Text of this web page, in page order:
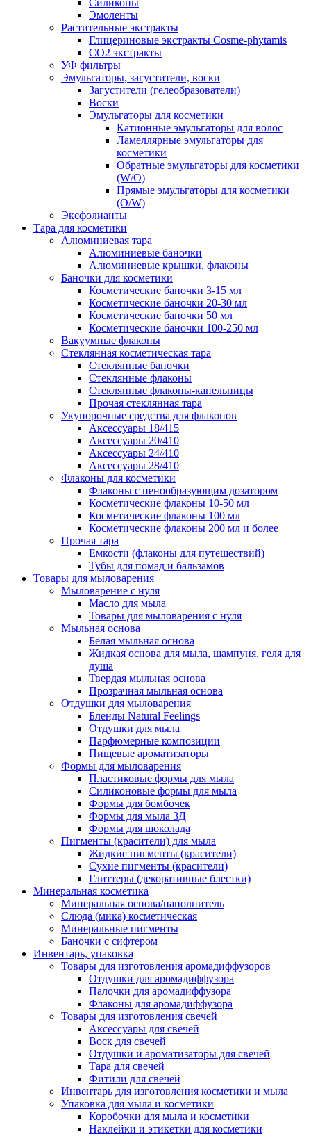
Силиконы
Эмоленты
Растительные экстракты
Глицериновые экстракты Cosme-phytamis
СО2 экстракты
УФ фильтры
Эмульгаторы, загустители, воски
Загустители (гелеобразователи)
Воски
Эмульгаторы для косметики
Катионные эмульгаторы для волос
Ламеллярные эмульгаторы для
косметики
Обратные эмульгаторы для косметики
(W/O)
Прямые эмульгаторы для косметики
(O/W)
Эксфолианты
Тара для косметики
Алюминиевая тара
Алюминиевые баночки
Алюминиевые крышки, флаконы
Баночки для косметики
Косметические баночки 3-15 мл
Косметические баночки 20-30 мл
Косметические баночки 50 мл
Косметические баночки 100-250 мл
Вакуумные флаконы
Стеклянная косметическая тара
Стеклянные баночки
Стеклянные флаконы
Стеклянные флаконы-капельницы
Прочая стеклянная тара
Укупорочные средства для флаконов
Аксессуары 18/415
Аксессуары 20/410
Аксессуары 24/410
Аксессуары 28/410
Флаконы для косметики
Флаконы с пенообразующим дозатором
Косметические флаконы 10-50 мл
Косметические флаконы 100 мл
Косметические флаконы 200 мл и более
Прочая тара
Емкости (флаконы для путешествий)
Тубы для помад и бальзамов
Товары для мыловарения
Мыловарение с нуля
Масло для мыла
Товары для мыловарения с нуля
Мыльная основа
Белая мыльная основа
Жидкая основа для мыла, шампуня, геля для
душа
Твердая мыльная основа
Прозрачная мыльная основа
Отдушки для мыловарения
Бленды Natural Feelings
Отдушки для мыла
Парфюмерные композиции
Пищевые ароматизаторы
Формы для мыловарения
Пластиковые формы для мыла
Силиконовые формы для мыла
Формы для бомбочек
Формы для мыла 3Д
Формы для шоколада
Пигменты (красители) для мыла
Жидкие пигменты (красители)
Сухие пигменты (красители)
Глиттеры (декоративные блестки)
Минеральная косметика
Минеральная основа/наполнитель
Слюда (мика) косметическая
Минеральные пигменты
Баночки с сифтером
Инвентарь, упаковка
Товары для изготовления аромадиффузоров
Отдушки для аромадиффузора
Палочки для аромадиффузора
Флаконы для аромадиффузора
Товары для изготовления свечей
Аксессуары для свечей
Воск для свечей
Отдушки и ароматизаторы для свечей
Тара для свечей
Фитили для свечей
Инвентарь для изготовления косметики и мыла
Упаковка для мыла и косметики
Коробочки для мыла и косметики
Наклейки и этикетки для косметики